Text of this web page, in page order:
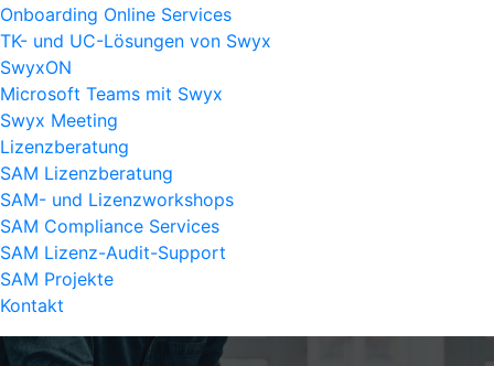
Onboarding Online Services
TK- und UC-Lösungen von Swyx
SwyxON
Microsoft Teams mit Swyx
Swyx Meeting
Lizenzberatung
SAM Lizenzberatung
SAM- und Lizenzworkshops
SAM Compliance Services
SAM Lizenz-Audit-Support
SAM Projekte
Kontakt